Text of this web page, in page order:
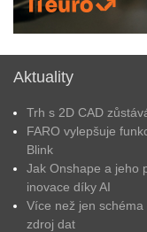
Aktuality
Trh s 2D CAD
FARO vylepšuje
Blink
Jak Onshape a jeho
inovace díky AI
Více než jen
zdroj dat